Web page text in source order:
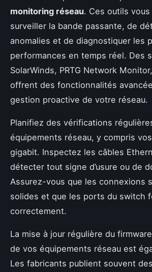
monitoring réseau. Ces outils
surveiller la bande passante, de
anomalies et de diagnostiquer les
performances en temps réel. Des
SolarWinds, PRTG Network
offrent des fonctionnalités
gestion proactive de votre réseau.
Planifiez des vérifications
équipements réseau, y compris
gigabit. Inspectez les câbles
détecter tout signe d’usure ou de
Assurez-vous que les connexions
solides et que les ports du switch
correctement.
La mise à jour régulière du
de vos équipements réseau est
Les fabricants publient souvent